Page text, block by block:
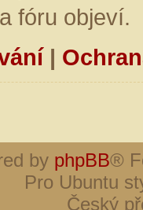
fóru objeví.
|
by phpBB®
Pro Ubuntu
Český